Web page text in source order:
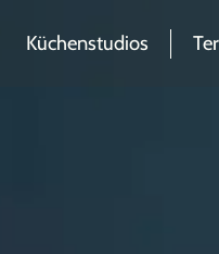
Küchenstudios